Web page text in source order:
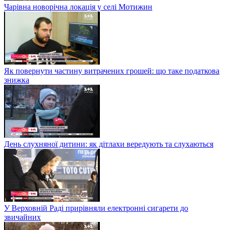
Чарівна новорічна локація у селі Мотижин
Як повернути частину витрачених грошей: що таке податкова
знижка
День слухняної дитини: як дітлахи вередують та слухаються
У Верховній Раді прирівняли електронні сигарети до
звичайних